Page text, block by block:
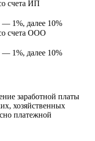
счета ИП
— 1%, далее 10%
счета ООО
— 1%, далее 10%
заработной платы
хозяйственных
платежной